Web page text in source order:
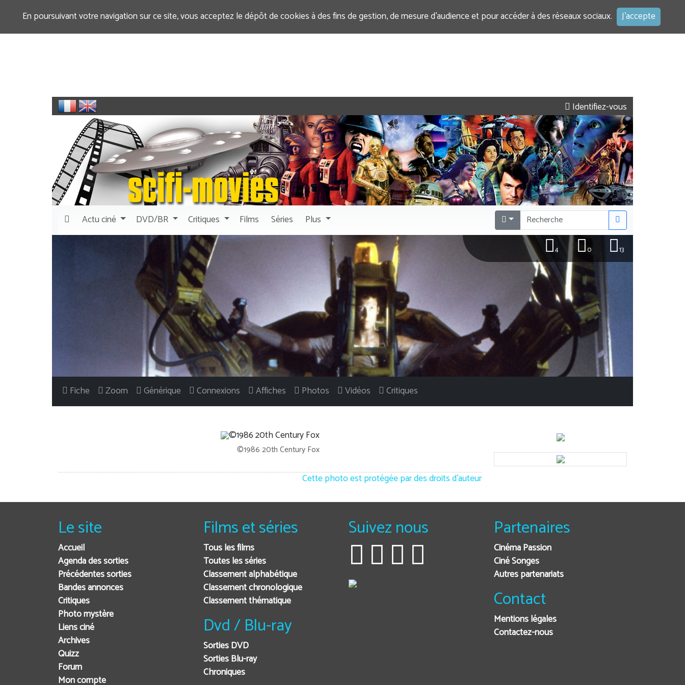
En poursuivant votre navigation sur ce site, vous acceptez le dépôt de cookies à des fins de gestion, de mesure d’audience et pour accéder à des réseaux sociaux. J'accepte
Identifiez-vous
Actuciné DVD/BR Critiques Films Séries Plus
13
0
4
Fiche Zoom Générique Connexions Affiches Photos Vidéos Critiques
©1986 20th Century Fox
Cette photo est protégée par des droits d'auteur
Le site
Accueil
Agenda des sorties
Précédentes sorties
Bandes annonces
Critiques
Photo mystère
Liens ciné
Archives
Quizz
Forum
Mon compte
Films et séries
Tous les films
Toutes les séries
Classement alphabétique
Classement chronologique
Classement thématique
Dvd / Blu-ray
Sorties DVD
Sorties Blu-ray
Chroniques
Suivez nous Partenaires
Cinéma Passion
Ciné Songes
Autres partenariats
Contact
Mentions légales
Contactez-nous